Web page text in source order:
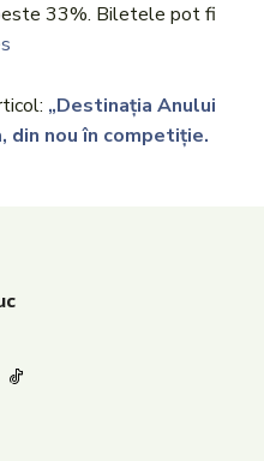
33%. Biletele pot fi
„Destinația Anului
din nou în competiție.